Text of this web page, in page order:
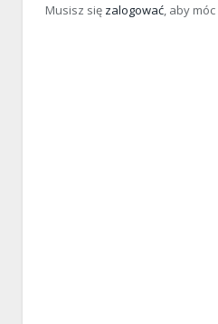
Musisz się zalogować, aby